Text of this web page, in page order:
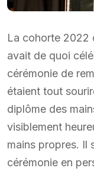
La cohorte 2022
avait de quoi
cérémonie de
étaient tout
diplôme des
visiblement
mains propres. Il
cérémonie en